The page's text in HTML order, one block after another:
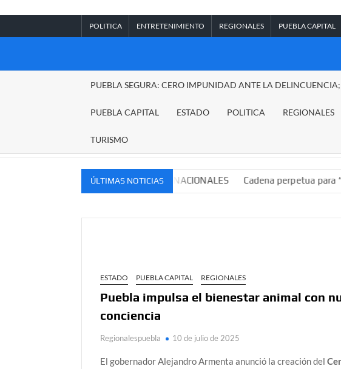
contenido
POLITICA ENTRETENIMIENTO REGIONALES PUEBLA CAPITAL
REGIONALES
PUEBLA SEGURA: CERO IMPUNIDAD ANTE LA
PUEBLA CAPITAL ESTADO POLITICA REGIONALES
TURISMO
ÚLTIMAS NOTICIAS
NACIONALES E INTERNACIONALES Cadena perpetua para “El
ESTADO PUEBLA CAPITAL REGIONALES
Puebla impulsa el bienestar animal con
conciencia
Regionalespuebla 10 de julio de 2025
El gobernador Alejandro Armenta anunció la creación del